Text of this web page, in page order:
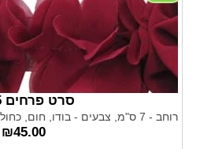
סרט פרחים 2565
רוחב - 7 ס"מ, צבעים - בודו, חום, כחול כהה, חומר -...
₪45.00